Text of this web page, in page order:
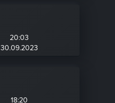
20:03
30.09.2023
18:20